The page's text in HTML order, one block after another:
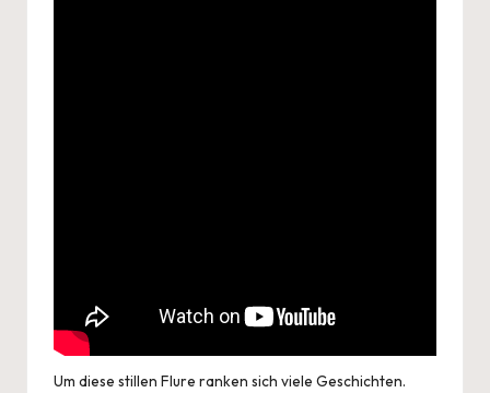
Um diese stillen Flure ranken sich viele Geschichten.